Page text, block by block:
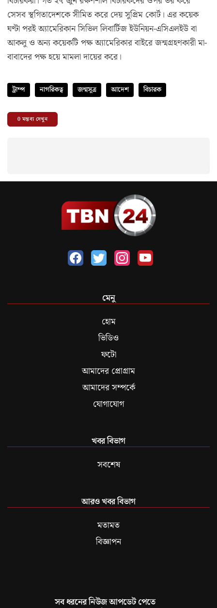
সেসব স্থগিতাদেশকে সীমিত করে দেয় সুপ্রিম কোর্ট। এর কয়েক
ঘণ্টা পরই অ্যামেরিকান সিভিল লিবার্টিজ ইউনিয়ন-এসিএলইউ বা
আকলু ও অন্য কয়েকটি পক্ষ অ্যামেরিকার বাইরে জন্মগ্রহণকারী মা-
বাবাদের পক্ষ হয়ে মামলা দায়ের করে।
ট্রাম্প নাগরিকত্ব জন্মসূত্র আদেশ বিচারক
0মন্তব্য দেখুন
মেনু
হোম
ভিডিও
ফটো
আমাদের প্রোগ্রাম
আমাদের সম্পর্কে
যোগাযোগ
খবর বিভাগ
সবশেষ
আরও খবর বিভাগ
মতামত
বিজ্ঞাপন
সব ধরনের নিউজ আপডেট পেতে